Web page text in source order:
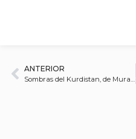
ANTERIOR
Sombras del Kurdistan, de Murat Yazar